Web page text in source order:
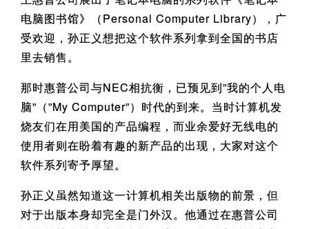
电脑图书馆》（Personal Computer Library），广
受欢迎，孙正义想把这个软件系列拿到全国的书店
里去销售。
那时惠普公司与NEC相抗衡，已预见到”我的个人电
脑”（”My Computer”）时代的到来。当时计算机发
烧友们在用美国的产品编程，而业余爱好无线电的
使用者则在盼着有趣的新产品的出现，大家对这个
软件系列寄予厚望。
孙正义虽然知道这一计算机相关出版物的前景，但
对于出版本身却完全是门外汉。他通过在惠普公司